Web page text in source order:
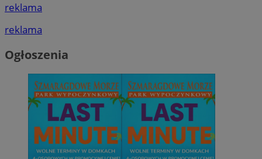
reklama
reklama
Ogłoszenia